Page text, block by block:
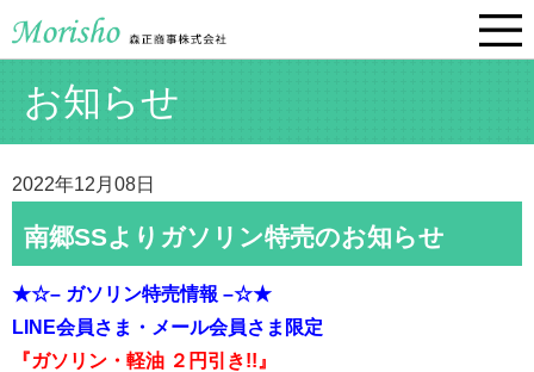
お知らせ
2022年12月08日
南郷SSよりガソリン特売のお知らせ
★☆– ガソリン特売情報 –☆★
LINE会員さま・メール会員さま限定
『ガソリン・軽油 ２円引き!!』